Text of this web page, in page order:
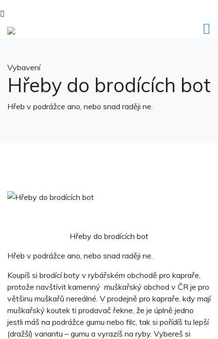
Vybavení
Hřeby do brodících bot
Hřeb v podrážce ano, nebo snad raději ne.
Hřeby do brodících bot
Hřeb v podrážce ano, nebo snad raději ne.
Koupíš si brodící boty v rybářském obchodě pro kapraře,
protože navštívit kamenný muškařský obchod v ČR je pro
většinu muškařů nereálné. V prodejně pro kapraře, kdy mají
muškařský koutek ti prodavač řekne, že je úplně jedno
jestli máš na podrážce gumu nebo filc, tak si pořídíš tu lepší
(dražší) variantu – gumu a vyrazíš na ryby. Vybereš si